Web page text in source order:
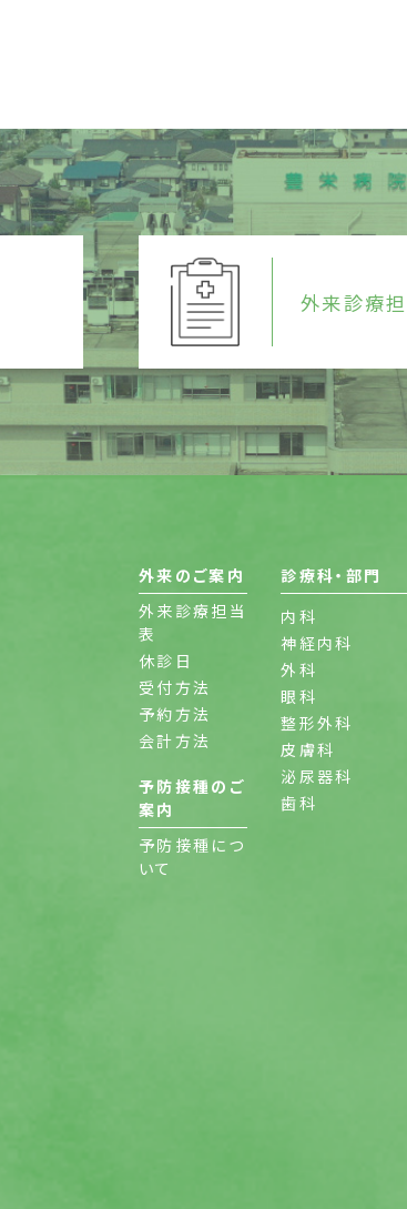
外来診療
外来のご案内
外来診療担当
表
休診日
受付方法
予約方法
会計方法
予防接種のご
案内
予防接種につ
いて
診療科・部門
内科
神経内科
外科
眼科
整形外科
皮膚科
泌尿器科
歯科